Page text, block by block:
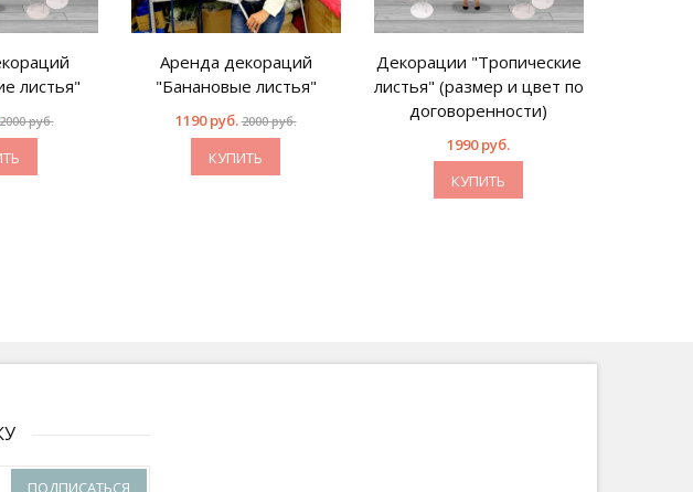
листья"
руб.
Аренда декораций
"Банановые листья"
1190 руб. 2000 руб.
КУПИТЬ
Декорации "Тропические
листья" (размер и цвет по
договоренности)
1990 руб.
КУПИТЬ
ПОДПИСАТЬСЯ